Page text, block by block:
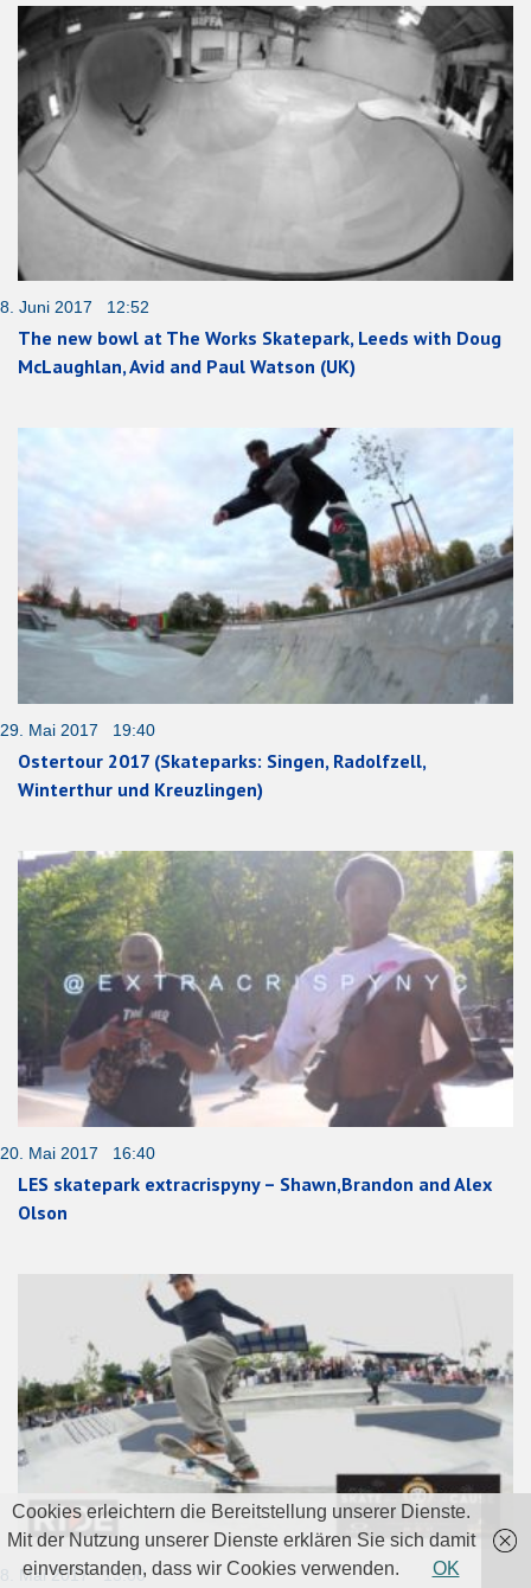
8. Juni 2017 12:52
The new bowl at The Works Skatepark, Leeds with Doug
McLaughlan, Avid and Paul Watson (UK)
29. Mai 2017 19:40
Ostertour 2017 (Skateparks: Singen, Radolfzell,
Winterthur und Kreuzlingen)
20. Mai 2017 16:40
LES skatepark extracrispyny – Shawn,Brandon and Alex
Olson
8. Mai 2017 13:00
Cookies erleichtern die Bereitstellung unserer Dienste.
Mit der Nutzung unserer Dienste erklären Sie sich damit
einverstanden, dass wir Cookies verwenden.
OK